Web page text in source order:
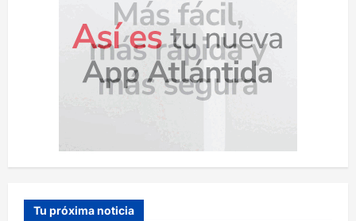
Tu próxima noticia